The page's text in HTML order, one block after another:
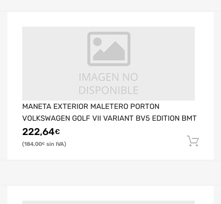
MANETA EXTERIOR MALETERO PORTON
VOLKSWAGEN GOLF VII VARIANT BV5 EDITION BMT
222,64€
184,00€